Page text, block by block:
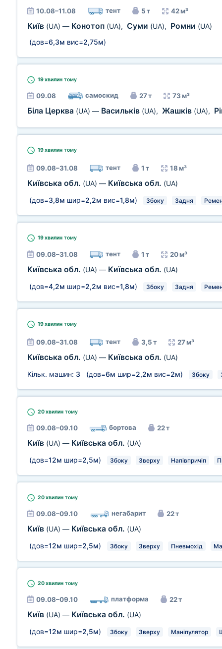
10.08–11.08 тент 5 т 42 м³
Київ (UA) — Конотоп (UA), Суми (UA), Ромни (UA)
(дов=6,3м вис=2,75м)
19 хвилин тому
09.08 самоскид 27 т 73 м³
Біла Церква (UA) — Васильків (UA), Жашків (UA),
19 хвилин тому
09.08–31.08 тент 1 т 18 м³
Київська обл. (UA) — Київська обл. (UA)
(дов=3,8м шир=2,2м вис=1,8м) Збоку Задня
19 хвилин тому
09.08–31.08 тент 1 т 20 м³
Київська обл. (UA) — Київська обл. (UA)
(дов=4,2м шир=2,2м вис=1,8м) Збоку Задня
19 хвилин тому
09.08–31.08 тент 3,5 т 27 м³
Київська обл. (UA) — Київська обл. (UA)
Кільк. машин: 3 (дов=6м шир=2,2м вис=2м) Збоку
20 хвилин тому
09.08–09.10 бортова 22 т
Київ (UA) — Київська обл. (UA)
(дов=12м шир=2,5м) Збоку Зверху Напівпричіп
20 хвилин тому
09.08–09.10 негабарит 22 т
Київ (UA) — Київська обл. (UA)
(дов=12м шир=2,5м) Збоку Зверху Пневмохід
20 хвилин тому
09.08–09.10 платформа 22 т
Київ (UA) — Київська обл. (UA)
(дов=12м шир=2,5м) Збоку Зверху Маніпулятор